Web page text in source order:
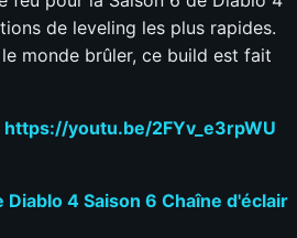
de leveling les plus rapides.
monde brûler, ce build est fait
https://youtu.be/2FYv_e3rpWU
4 Saison 6 Chaîne d'éclair